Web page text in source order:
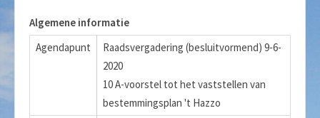
Algemene informatie
Agendapunt
Raadsvergadering (besluitvormend) 9-6-
2020
10 A-voorstel tot het vaststellen van
bestemmingsplan 't Hazzo